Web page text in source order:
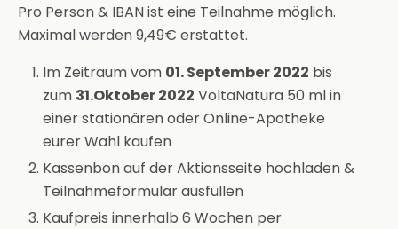
Pro Person & IBAN ist eine Teilnahme möglich.
Maximal werden 9,49€ erstattet.
Im Zeitraum vom 01. September 2022 bis
zum 31.Oktober 2022 VoltaNatura 50 ml in
einer stationären oder Online-Apotheke
eurer Wahl kaufen
Kassenbon auf der Aktionsseite hochladen &
Teilnahmeformular ausfüllen
Kaufpreis innerhalb 6 Wochen per